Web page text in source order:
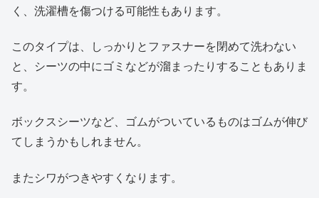
く、洗濯槽を傷つける可能性もあります。
このタイプは、しっかりとファスナーを閉めて洗わない
と、シーツの中にゴミなどが溜まったりすることもありま
す。
ボックスシーツなど、ゴムがついているものはゴムが伸び
てしまうかもしれません。
またシワがつきやすくなります。